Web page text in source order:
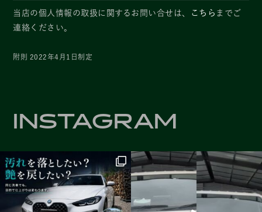
当店の個人情報の取扱に関するお問い合せは、 こちら までご
連絡ください。
附則 2022年4月1日制定
INSTAGRAM